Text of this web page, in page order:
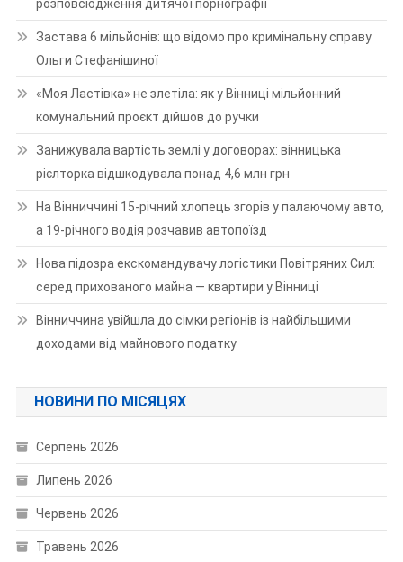
розповсюдження дитячої порнографії
Застава 6 мільйонів: що відомо про кримінальну справу
Ольги Стефанішиної
«Моя Ластівка» не злетіла: як у Вінниці мільйонний
комунальний проєкт дійшов до ручки
Занижувала вартість землі у договорах: вінницька
рієлторка відшкодувала понад 4,6 млн грн
На Вінниччині 15-річний хлопець згорів у палаючому авто,
а 19-річного водія розчавив автопоїзд
Нова підозра екскомандувачу логістики Повітряних Сил:
серед прихованого майна — квартири у Вінниці
Вінниччина увійшла до сімки регіонів із найбільшими
доходами від майнового податку
НОВИНИ ПО МІСЯЦЯХ
Серпень 2026
Липень 2026
Червень 2026
Травень 2026